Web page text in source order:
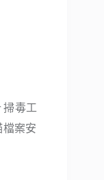
掃毒工
檔案安